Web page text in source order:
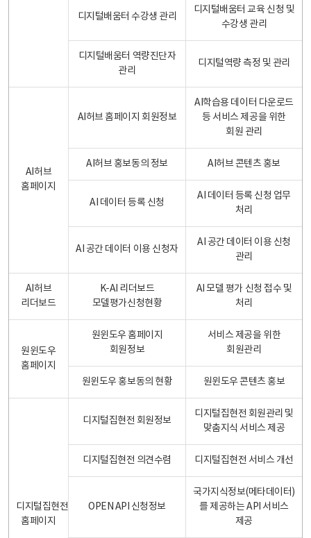
디지털배움터 수강생 관리
디지털배움터 교육 신청 및
수강생 관리
디지털배움터 역량진단자
관리
디지털역량 측정 및 관리
AI허브
홈페이지
AI허브 홈페이지 회원정보
AI학습용 데이터 다운로드
등 서비스 제공을 위한
회원 관리
AI허브 홍보동의 정보 AI허브 콘텐츠 홍보
AI 데이터 등록 신청
AI 데이터 등록 신청 업무
처리
AI 공간 데이터 이용 신청자
AI 공간 데이터 이용 신청
관리
AI허브
리더보드
K-AI 리더보드
모델평가신청현황
AI 모델 평가 신청 접수 및
처리
원윈도우
홈페이지
원윈도우 홈페이지
회원정보
서비스 제공을 위한
회원관리
원윈도우 홍보동의 현황 원윈도우 콘텐츠 홍보
디지털집현전
홈페이지
디지털집현전 회원정보
디지털집현전 회원관리 및
맞춤지식 서비스 제공
디지털집현전 의견수렴 디지털집현전 서비스 개선
OPEN API 신청정보
국가지식정보(메타데이터)
를 제공하는 API 서비스
제공